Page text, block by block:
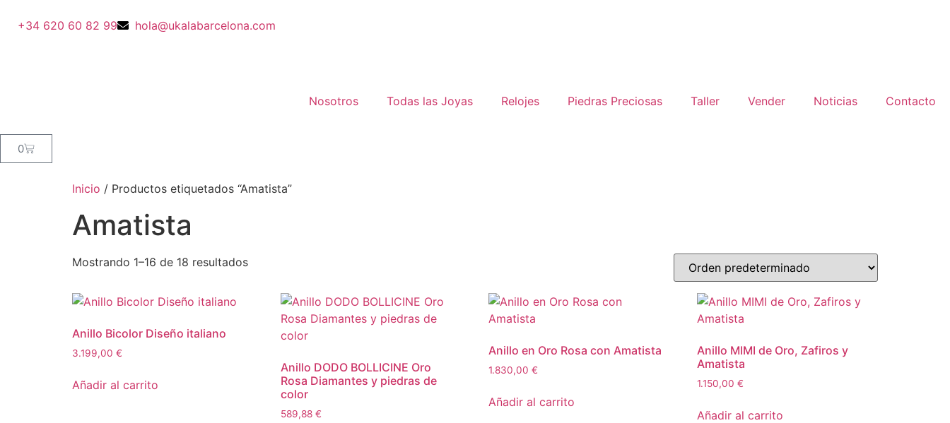
+34 620 60 82 99 hola@ukalabarcelona.com
Nosotros Todas las Joyas Relojes Piedras Preciosas Taller Vender Noticias Contacto
0
Inicio / Productos etiquetados “Amatista”
Amatista
Mostrando 1–16 de 18 resultados
Anillo Bicolor Diseño italiano
3.199,00 €
Añadir al carrito
Anillo DODO BOLLICINE Oro
Rosa Diamantes y piedras de
color
589,88 €
Anillo en Oro Rosa con Amatista
1.830,00€
Añadir al carrito
Anillo MIMI de Oro, Zafiros y
Amatista
1.150,00€
Añadir al carrito